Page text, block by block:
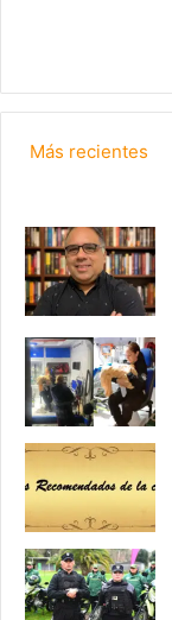
Más recientes